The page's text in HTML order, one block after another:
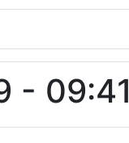
- 09:41